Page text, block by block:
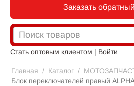
Заказать
Стать оптовым клиентом | Войти
Главная / Каталог /
Блок переключателей правый